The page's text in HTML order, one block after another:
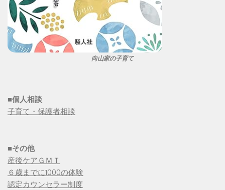
向山家の子育て
■個人相談
子育て・保護者相談
■その他
産後ケアＧＭＴ
６歳までに1000の体験
認定カウンセラー制度